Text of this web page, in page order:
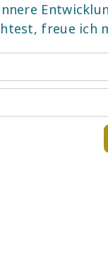
freue ich